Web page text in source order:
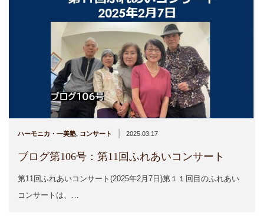
ハーモニカ・一美塾, コンサート | 2025.03.17
ブログ第106号：第11回ふれあいコンサート
第11回ふれあいコンサート(2025年2月7日)第１１回目のふれあい
コンサートは、…